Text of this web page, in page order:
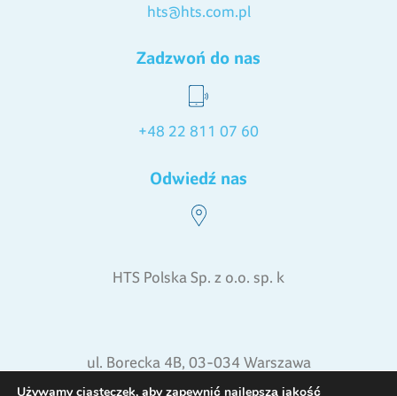
hts@hts.com.pl
Zadzwoń do nas
+48 22 811 07 60
Odwiedź nas
HTS Polska Sp. z o.o. sp. k
ul. Borecka 4B, 03-034 Warszawa
pon. - pt. od 8:00 do 16:00
Używamy ciasteczek, aby zapewnić najlepszą jakość